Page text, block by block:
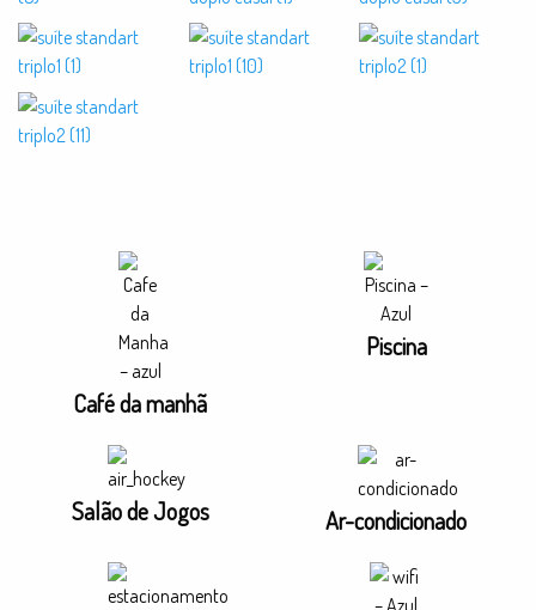
Café da manhã
Piscina
Salão de Jogos Ar-condicionado